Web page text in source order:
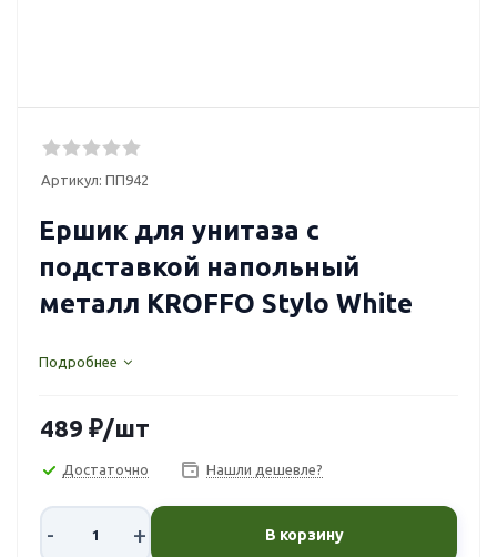
Артикул: ПП942
Ершик для унитаза с
подставкой напольный
металл KROFFO Stylo White
Подробнее
489 ₽/шт
Достаточно Нашли дешевле?
- + В корзину